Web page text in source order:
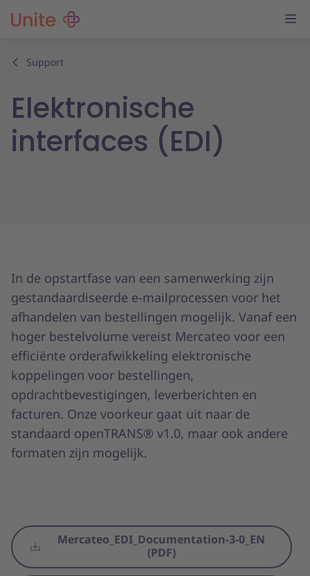
Support
Elektronische
interfaces (EDI)
In de opstartfase van een samenwerking zijn
gestandaardiseerde e-mailprocessen voor het
afhandelen van bestellingen mogelijk. Vanaf een
hoger bestelvolume vereist Mercateo voor een
efficiënte orderafwikkeling elektronische
koppelingen voor bestellingen,
opdrachtbevestigingen, leverberichten en
facturen. Onze voorkeur gaat uit naar de
standaard openTRANS® v1.0, maar ook andere
formaten zijn mogelijk.
Mercateo_EDI_Documentation-3-0_EN
(PDF)